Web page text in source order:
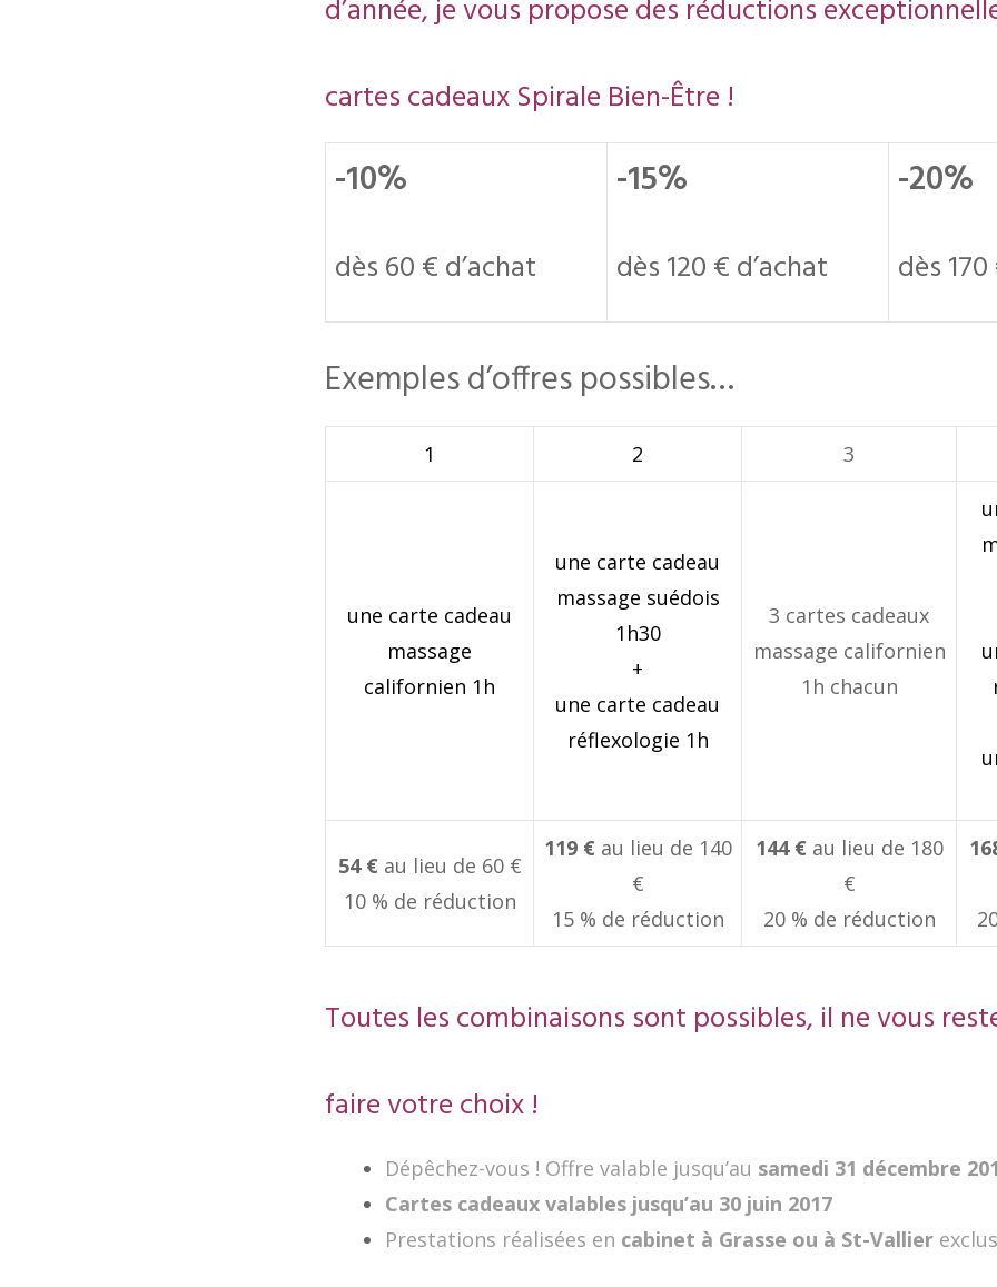
d’année, je vous propose des réductions
cartes cadeaux Spirale Bien-Être !
-10%
dès 60 € d’achat
-15%
dès 120 € d’achat
-20%
dès
Exemples d’offres possibles…
1 2 3
une carte cadeau
massage
californien 1h
une carte cadeau
massage suédois
1h30
+
une carte cadeau
réflexologie 1h
3 cartes cadeaux
massage californien
1h chacun
54 € au lieu de 60 €
10 % de réduction
119 €au lieu de 140
€
15 % de réduction
144 €au lieu de 180
€
20 % de réduction
Toutes les combinaisons sont possibles, il ne vous
faire votre choix !
Dépêchez-vous ! Offre valable jusqu’au samedi 31 décembre
Cartes cadeaux valables jusqu’au 30 juin 2017
Prestations réalisées en cabinet à Grasse ou à St-Vallier